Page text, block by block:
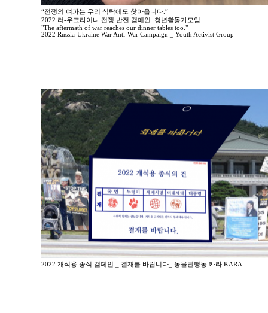
“전쟁의 여파는 우리 식탁에도 찾아옵니다.”
2022 러-우크라이나 전쟁 반전 캠페인_청년활동가모임
"The aftermath of war reaches our dinner tables too."
2022 Russia-Ukraine War Anti-War Campaign _ Youth Activist Group
2022 개식용 종식 캠페인 _ 결재를 바랍니다_ 동물권행동 카라 KARA